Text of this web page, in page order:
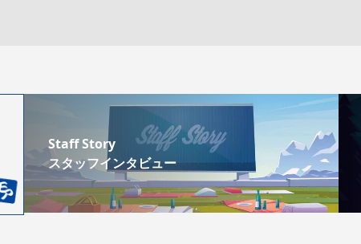
Staff Story
スタッフインタビュー